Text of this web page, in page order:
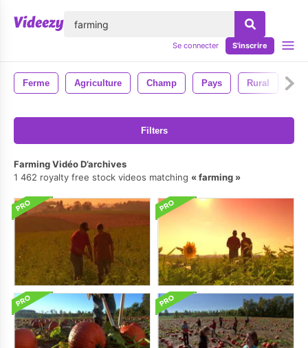
Se connecter S'inscrire
Ferme Agriculture Champ Pays Rural
Filters
Farming Vidéo D’archives
1 462 royalty free stock videos matching
farming